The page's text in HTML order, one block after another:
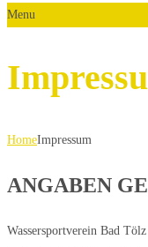
Menu
HomeImpressum
ANGABEN
Wassersportverein Bad Tölz